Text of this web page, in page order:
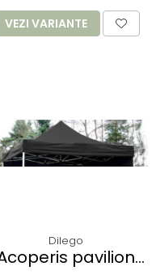
VEZI VARIANTE
Dilego
pavilion